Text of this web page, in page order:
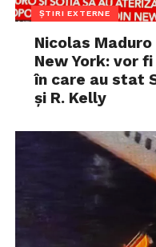
ȘTIRI EXTERNE
Nicolas
New York: vor
în care au stat
și R. Kelly